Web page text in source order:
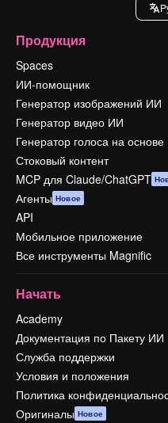
Продукция
Spaces
ИИ-помощник
Генератор изображений ИИ
Генератор видео ИИ
Генератор голоса на
Стоковый контент
MCP для Claude/ChatGPT
Агенты Новое
API
Мобильное приложение
Все инструменты Magnific
Начать
Academy
Документация по Пакету ИИ
Служба поддержки
Условия и положения
Политика
Оригиналы Новое